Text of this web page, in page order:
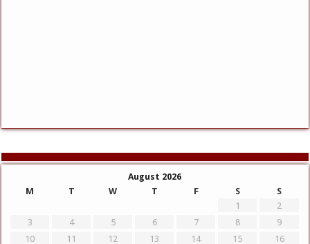
August 2026
M
T W T F S
S
1
2
3
4 5 6 7 8
9
10
11 12 13 14 15
16